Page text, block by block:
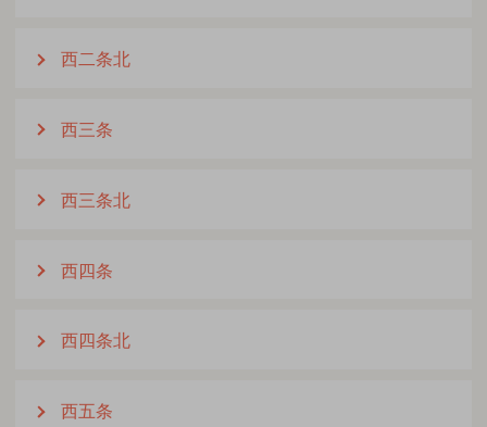
西二条北
西三条
西三条北
西四条
西四条北
西五条